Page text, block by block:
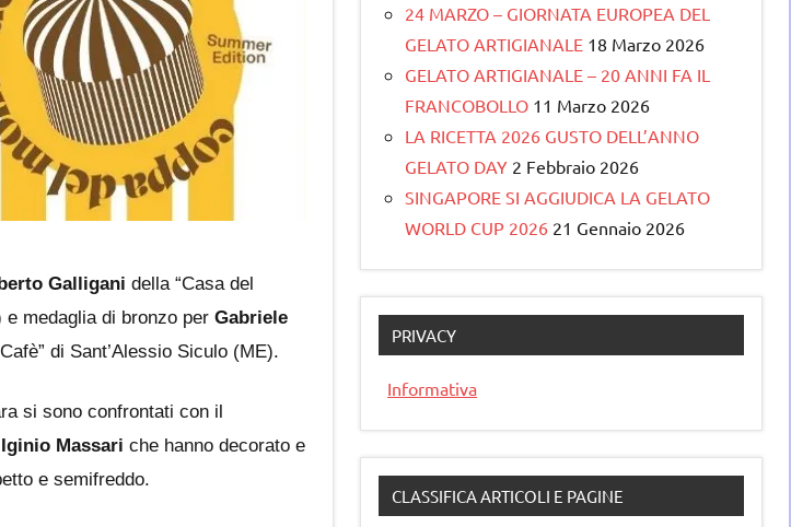
Galligani della “Casa del
e medaglia di bronzo per Gabriele
di Sant’Alessio Siculo (ME).
si sono confrontati con il
Iginio Massari che hanno decorato e
e semifreddo.
24 MARZO – GIORNATA EUROPEA DEL
GELATO ARTIGIANALE 18 Marzo 2026
GELATO ARTIGIANALE – 20 ANNI FA IL
FRANCOBOLLO 11 Marzo 2026
LA RICETTA 2026 GUSTO DELL’ANNO
GELATO DAY 2 Febbraio 2026
SINGAPORE SI AGGIUDICA LA GELATO
WORLD CUP 2026 21 Gennaio 2026
PRIVACY
Informativa
CLASSIFICA ARTICOLI E PAGINE